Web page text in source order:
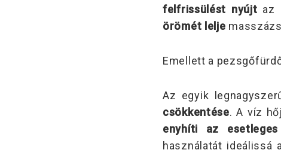
felfrissülést nyújt az
örömét lelje
Emellett a
Az egyik
csökkentése. A víz
enyhíti az
használatát ideálissá